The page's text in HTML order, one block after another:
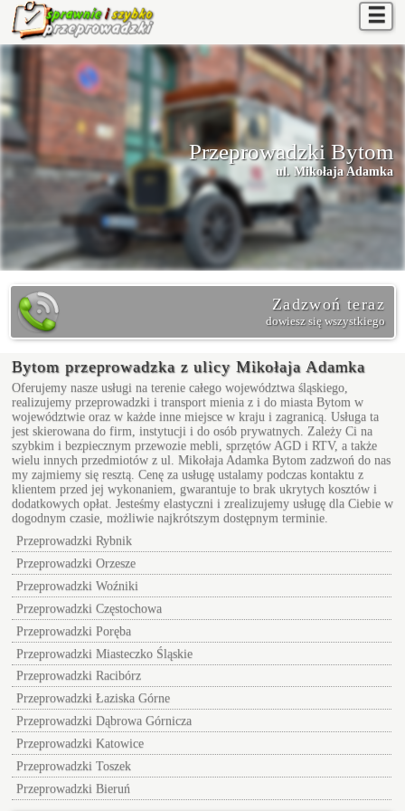
☰
Przeprowadzki Bytom
ul. Mikołaja Adamka
Zadzwoń teraz
dowiesz się wszystkiego
Bytom przeprowadzka z ulicy Mikołaja Adamka
Oferujemy nasze usługi na terenie całego województwa śląskiego,
realizujemy przeprowadzki i transport mienia z i do miasta Bytom w
województwie oraz w każde inne miejsce w kraju i zagranicą. Usługa ta
jest skierowana do firm, instytucji i do osób prywatnych. Zależy Ci na
szybkim i bezpiecznym przewozie mebli, sprzętów AGD i RTV, a także
wielu innych przedmiotów z ul. Mikołaja Adamka Bytomzadzwoń do nas
my zajmiemy się resztą. Cenę za usługę ustalamy podczas kontaktu z
klientem przed jej wykonaniem, gwarantuje to brak ukrytych kosztów i
dodatkowych opłat. Jesteśmy elastyczni i zrealizujemy usługę dla Ciebie w
dogodnym czasie, możliwie najkrótszym dostępnym terminie.
Przeprowadzki Rybnik
Przeprowadzki Orzesze
Przeprowadzki Woźniki
Przeprowadzki Częstochowa
Przeprowadzki Poręba
Przeprowadzki Miasteczko Śląskie
Przeprowadzki Racibórz
Przeprowadzki Łaziska Górne
Przeprowadzki Dąbrowa Górnicza
Przeprowadzki Katowice
Przeprowadzki Toszek
Przeprowadzki Bieruń